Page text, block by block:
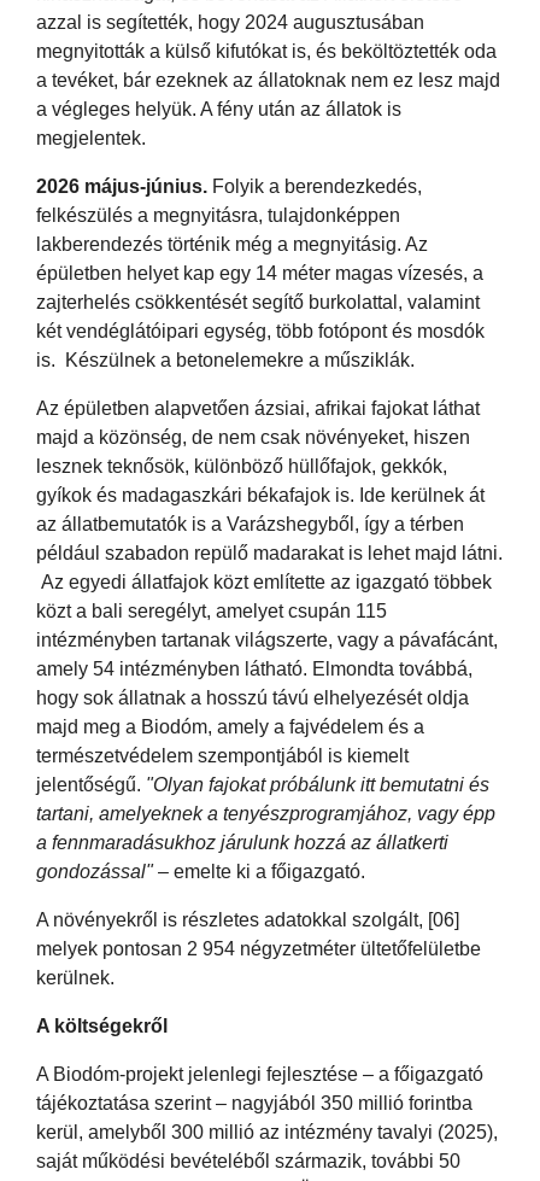
azzal is segítették, hogy 2024 augusztusában
megnyitották a külső kifutókat is, és beköltöztették oda
a tevéket, bár ezeknek az állatoknak nem ez lesz majd
a végleges helyük. A fény után az állatok is
megjelentek.
2026 május-június. Folyik a berendezkedés,
felkészülés a megnyitásra, tulajdonképpen
lakberendezés történik még a megnyitásig. Az
épületben helyet kap egy 14 méter magas vízesés, a
zajterhelés csökkentését segítő burkolattal, valamint
két vendéglátóipari egység, több fotópont és mosdók
is. Készülnek a betonelemekre a műsziklák.
Az épületben alapvetően ázsiai, afrikai fajokat láthat
majd a közönség, de nem csak növényeket, hiszen
lesznek teknősök, különböző hüllőfajok, gekkók,
gyíkok és madagaszkári békafajok is. Ide kerülnek át
az állatbemutatók is a Varázshegyből, így a térben
például szabadon repülő madarakat is lehet majd látni.
Az egyedi állatfajok közt említette az igazgató többek
közt a bali seregélyt, amelyet csupán 115
intézményben tartanak világszerte, vagy a pávafácánt,
amely 54 intézményben látható. Elmondta továbbá,
hogy sok állatnak a hosszú távú elhelyezését oldja
majd meg a Biodóm, amely a fajvédelem és a
természetvédelem szempontjából is kiemelt
jelentőségű. "Olyan fajokat próbálunk itt bemutatni és
tartani, amelyeknek a tenyészprogramjához, vagy épp
a fennmaradásukhoz járulunk hozzá az állatkerti
gondozással"– emelte ki a főigazgató.
A növényekről is részletes adatokkal szolgált, [06]
melyek pontosan 2 954 négyzetméter ültetőfelületbe
kerülnek.
A költségekről
A Biodóm-projekt jelenlegi fejlesztése – a főigazgató
tájékoztatása szerint – nagyjából 350 millió forintba
kerül, amelyből 300 millió az intézmény tavalyi (2025),
saját működési bevételéből származik, további 50